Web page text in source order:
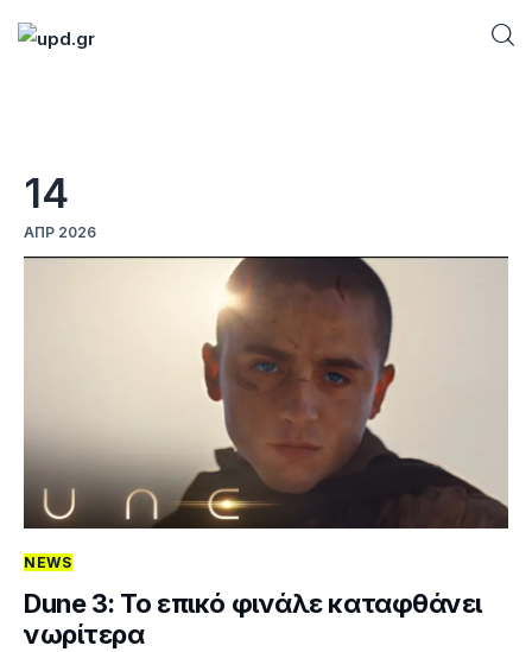
How To
Blog
14
ΑΠΡ 2026
NEWS
Dune 3: Το επικό φινάλε καταφθάνει
νωρίτερα